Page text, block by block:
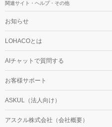
関連サイト・ヘルプ・その他
お知らせ
LOHACOとは
AIチャットで質問する
お客様サポート
ASKUL（法人向け）
アスクル株式会社（会社概要）